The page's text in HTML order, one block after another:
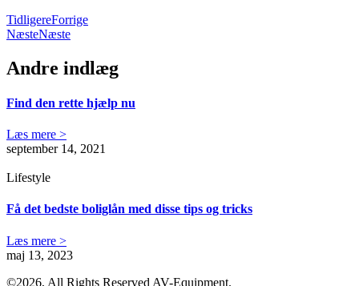
TidligereForrige
NæsteNæste
Andre indlæg
Find den rette hjælp nu
Læs mere >
september 14, 2021
Lifestyle
Få det bedste boliglån med disse tips og tricks
Læs mere >
maj 13, 2023
©2026, All Rights Reserved AV-Equipment.